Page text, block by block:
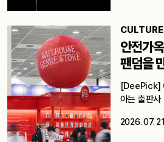
CULTURE
안전가
팬덤을
[DeePick]
아는 출판사
2026. 07. 21